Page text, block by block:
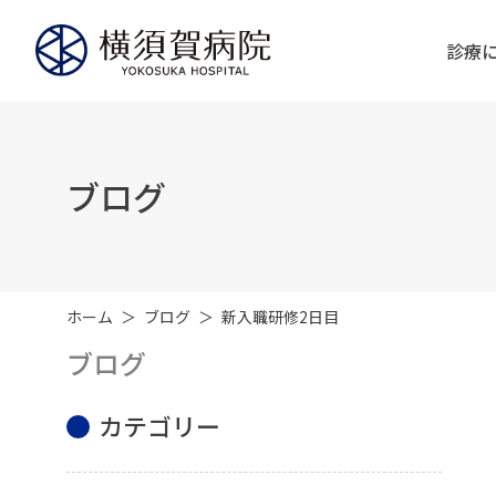
診療
ブログ
ホーム ブログ 新入職研修2日目
ブログ
カテゴリー